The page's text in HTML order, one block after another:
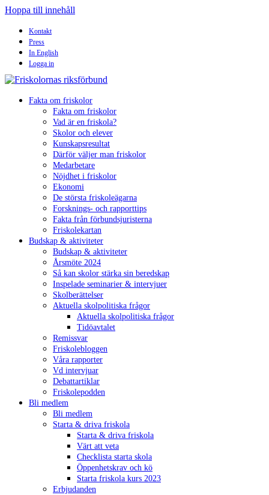
Hoppa till innehåll
Kontakt
Press
In English
Logga in
Fakta om friskolor
Fakta om friskolor
Vad är en friskola?
Skolor och elever
Kunskapsresultat
Därför väljer man friskolor
Medarbetare
Nöjdhet i friskolor
Ekonomi
De största friskoleägarna
Forsknings- och rapporttips
Fakta från förbundsjuristerna
Friskolekartan
Budskap & aktiviteter
Budskap & aktiviteter
Årsmöte 2024
Så kan skolor stärka sin beredskap
Inspelade seminarier & intervjuer
Skolberättelser
Aktuella skolpolitiska frågor
Aktuella skolpolitiska frågor
Tidöavtalet
Remissvar
Friskolebloggen
Våra rapporter
Vd intervjuar
Debattartiklar
Friskolepodden
Bli medlem
Bli medlem
Starta & driva friskola
Starta & driva friskola
Värt att veta
Checklista starta skola
Öppenhetskrav och kö
Starta friskola kurs 2023
Erbjudanden